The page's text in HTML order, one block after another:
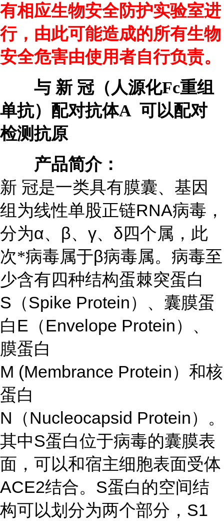
有相应生物安全防护实验室进
行，由此可能造成的所有生物
安全危害由使用者自行负责。
与 新 冠（人源化Fc重组
单抗）配对抗体A 可以配对
检测抗原
产品简介：
新 冠是一类具有膜囊、基因
组为线性单股正链RNA病毒，
分为α、 β、 γ、 δ四个属，此
次*病毒属于β病毒属。病毒至
少含有四种结构蛋棘突蛋白
S （Spike Protein）、囊膜蛋
白 E （Envelope Protein）、
膜蛋白
M (Membrance Protein）和核
蛋白
N （Nucleocapsid Protein）
其中S蛋白位于病毒的囊膜表
面，可以和宿主细胞表面受体
ACE2结合。 S蛋白的空间结
构可以划分为两个部分， S1